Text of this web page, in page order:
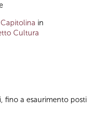
in
Cultura
fino a esaurimento posti